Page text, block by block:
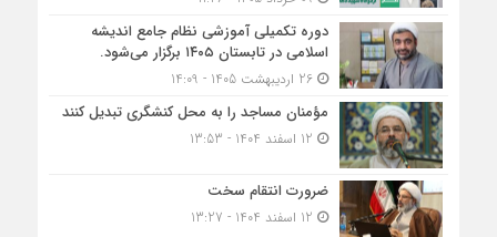
دوره تکمیلی آموزشی نظام جامع اندیشه
اسلامی در تابستان ۱۴۰۵ برگزار می‌شود.
26 اردیبهشت 1405 - 14:09
مؤمنان مساجد را به محل کنشگری تبدیل کنند
ضرورت انتقام سخت